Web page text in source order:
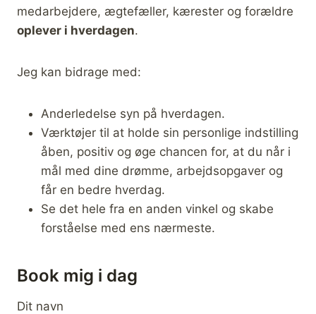
medarbejdere, ægtefæller, kærester og forældre
oplever i hverdagen.
Jeg kan bidrage med:
Anderledelse syn på hverdagen.
Værktøjer til at holde sin personlige indstilling
åben, positiv og øge chancen for, at du når i
mål med dine drømme, arbejdsopgaver og
får en bedre hverdag.
Se det hele fra en anden vinkel og skabe
forståelse med ens nærmeste.
Book mig i dag
Dit navn